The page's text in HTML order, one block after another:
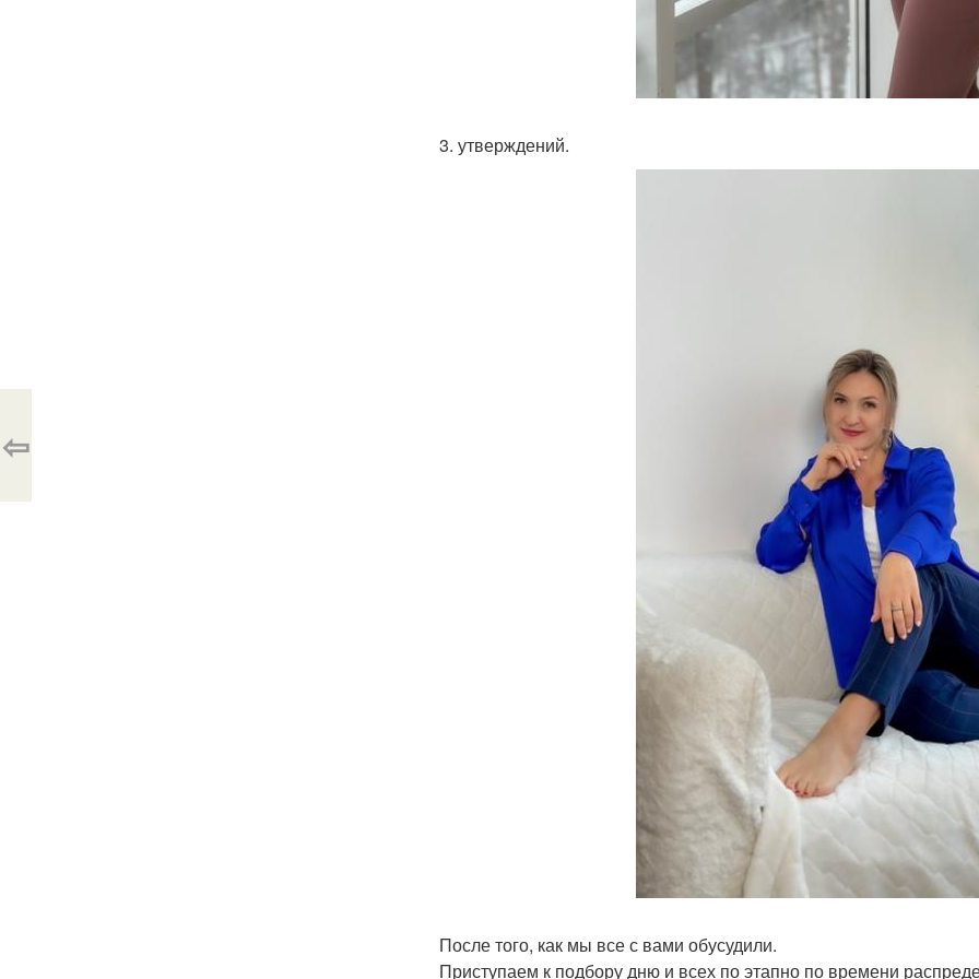
3. утверждений.
После того, как мы все с вами обусудили.
Приступаем к подбору дню и всех по этапно по времени
⇦